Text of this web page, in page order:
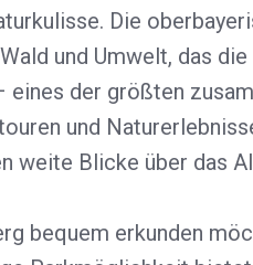
Die
und Umwelt, das
der größten
und
weite Blicke über das
bequem erkunden